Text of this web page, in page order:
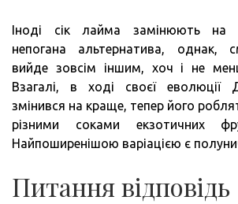
Іноді сік лайма замінюють на
непогана альтернатива, однак,
вийде зовсім іншим, хоч і не
Взагалі, в ході своєї еволюції
змінився на краще, тепер його
різними соками екзотичних
Найпоширенішою варіацією є
Питання відповідь